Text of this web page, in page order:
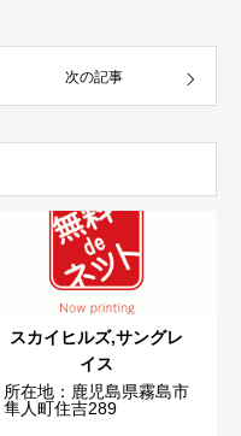
次の記事
スカイヒルズ,サングレ
イス
所在地：鹿児島県霧島市
隼人町住吉289